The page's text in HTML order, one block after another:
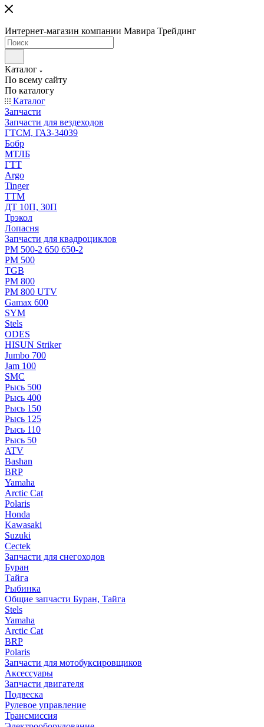
Интернет-магазин компании Мавира Трейдинг
Каталог
По всему сайту
По каталогу
Каталог
Запчасти
Запчасти для вездеходов
ГТСМ, ГАЗ-34039
Бобр
МТЛБ
ГТТ
Argo
Tinger
ТТМ
ДТ 10П, 30П
Трэкол
Лопасня
Запчасти для квадроциклов
РМ 500-2 650 650-2
РМ 500
TGB
РМ 800
РМ 800 UTV
Gamax 600
SYM
Stels
ОDЕS
HISUN Striker
Jumbo 700
Jam 100
SMC
Рысь 500
Рысь 400
Рысь 150
Рысь 125
Рысь 110
Рысь 50
ATV
Bashan
BRP
Yamaha
Arctic Cat
Polaris
Honda
Kawasaki
Suzuki
Cectek
Запчасти для снегоходов
Буран
Тайга
Рыбинка
Общие запчасти Буран, Тайга
Stels
Yamaha
Arctic Cat
BRP
Polaris
Запчасти для мотобуксировщиков
Аксессуары
Запчасти двигателя
Подвеска
Рулевое управление
Трансмиссия